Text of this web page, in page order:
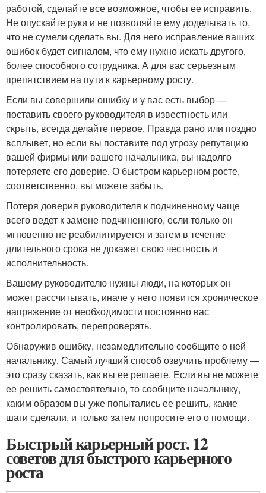
работой, сделайте все возможное, чтобы ее исправить.
Не опускайте руки и не позволяйте ему доделывать то,
что не сумели сделать вы. Для него исправление ваших
ошибок будет сигналом, что ему нужно искать другого,
более способного сотрудника. А для вас серьезным
препятствием на пути к карьерному росту.
Если вы совершили ошибку и у вас есть выбор —
поставить своего руководителя в известность или
скрыть, всегда делайте первое. Правда рано или поздно
всплывет, но если вы поставите под угрозу репутацию
вашей фирмы или вашего начальника, вы надолго
потеряете его доверие. О быстром карьерном росте,
соответственно, вы можете забыть.
Потеря доверия руководителя к подчиненному чаще
всего ведет к замене подчиненного, если только он
мгновенно не реабилитируется и затем в течение
длительного срока не докажет свою честность и
исполнительность.
Вашему руководителю нужны люди, на которых он
может рассчитывать, иначе у него появится хроническое
напряжение от необходимости постоянно вас
контролировать, перепроверять.
Обнаружив ошибку, незамедлительно сообщите о ней
начальнику. Самый лучший способ озвучить проблему —
это сразу сказать, как вы ее решаете. Если вы не можете
ее решить самостоятельно, то сообщите начальнику,
каким образом вы уже попытались ее решить, какие
шаги сделали, и только затем попросите его о помощи.
Быстрый карьерный рост. 12
советов для быстрого карьерного
роста